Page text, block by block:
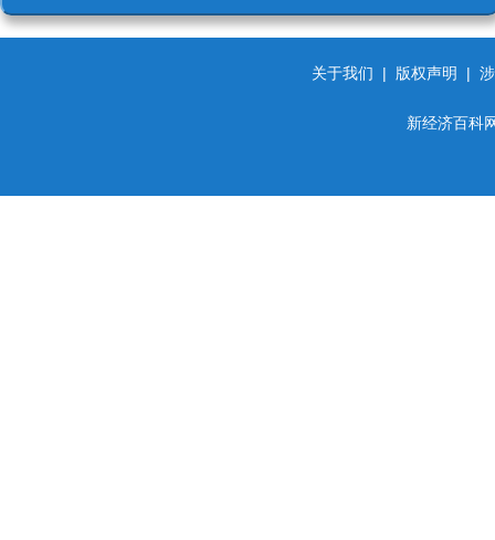
关于我们 | 版权声明 |
新经济百科